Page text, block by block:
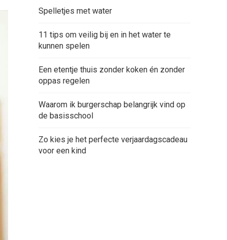
Spelletjes met water
11 tips om veilig bij en in het water te
kunnen spelen
Een etentje thuis zonder koken én zonder
oppas regelen
Waarom ik burgerschap belangrijk vind op
de basisschool
Zo kies je het perfecte verjaardagscadeau
voor een kind